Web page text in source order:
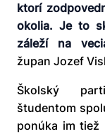
ktorí
okolia. Je to
záleží na
župan Jozef
Školský
študentom
ponúka im tiež